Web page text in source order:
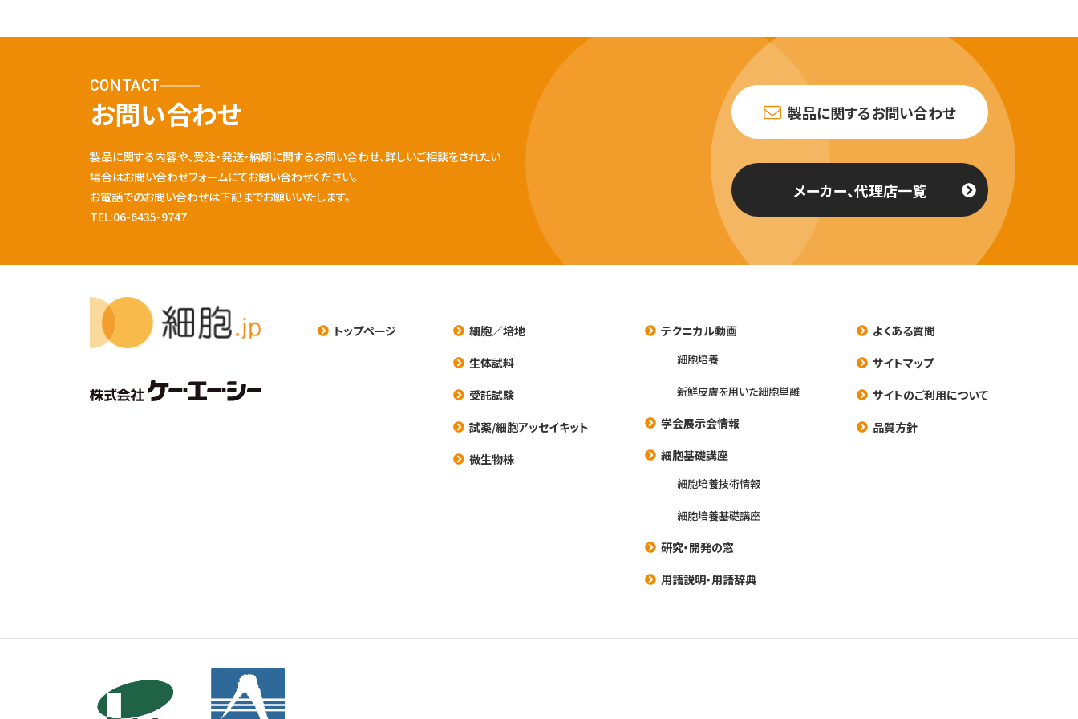
CONTACT
お問い合わせ
製品に関する内容や、受注・発送・納期に関するお問い合わせ、詳しいご相談をされたい
場合はお問い合わせフォームにてお問い合わせください。
お電話でのお問い合わせは下記までお願いいたします。
TEL:06-6435-9747
製品に関するお問い合わせ
メーカー、代理店一覧
トップページ
細胞／培地
生体試料
受託試験
試薬/細胞アッセイキット
微生物株
テクニカル動画
細胞培養
新鮮皮膚を用いた細胞単離
学会展示会情報
細胞基礎講座
細胞培養技術情報
細胞培養基礎講座
研究・開発の窓
用語説明・用語辞典
よくある質問
サイトマップ
サイトのご利用について
品質方針